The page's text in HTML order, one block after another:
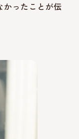
かったことが伝